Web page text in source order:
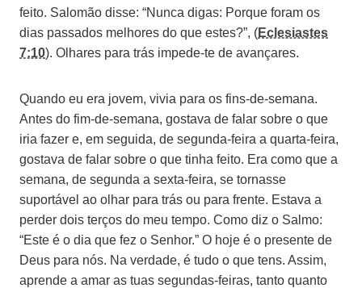
feito. Salomão disse: “Nunca digas: Porque foram os
dias passados melhores do que estes?”, (Eclesiastes
7:10). Olhares para trás impede-te de avançares.
Quando eu era jovem, vivia para os fins-de-semana.
Antes do fim-de-semana, gostava de falar sobre o que
iria fazer e, em seguida, de segunda-feira a quarta-feira,
gostava de falar sobre o que tinha feito. Era como que a
semana, de segunda a sexta-feira, se tornasse
suportável ao olhar para trás ou para frente. Estava a
perder dois terços do meu tempo. Como diz o Salmo:
“Este é o dia que fez o Senhor.” O hoje é o presente de
Deus para nós. Na verdade, é tudo o que tens. Assim,
aprende a amar as tuas segundas-feiras, tanto quanto